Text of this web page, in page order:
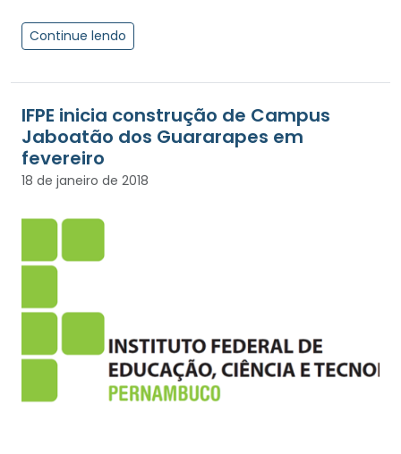
Continue lendo
IFPE inicia construção de Campus
Jaboatão dos Guararapes em
fevereiro
18 de janeiro de 2018